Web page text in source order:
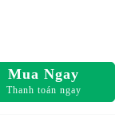
Mua Ngay
Thanh toán ngay